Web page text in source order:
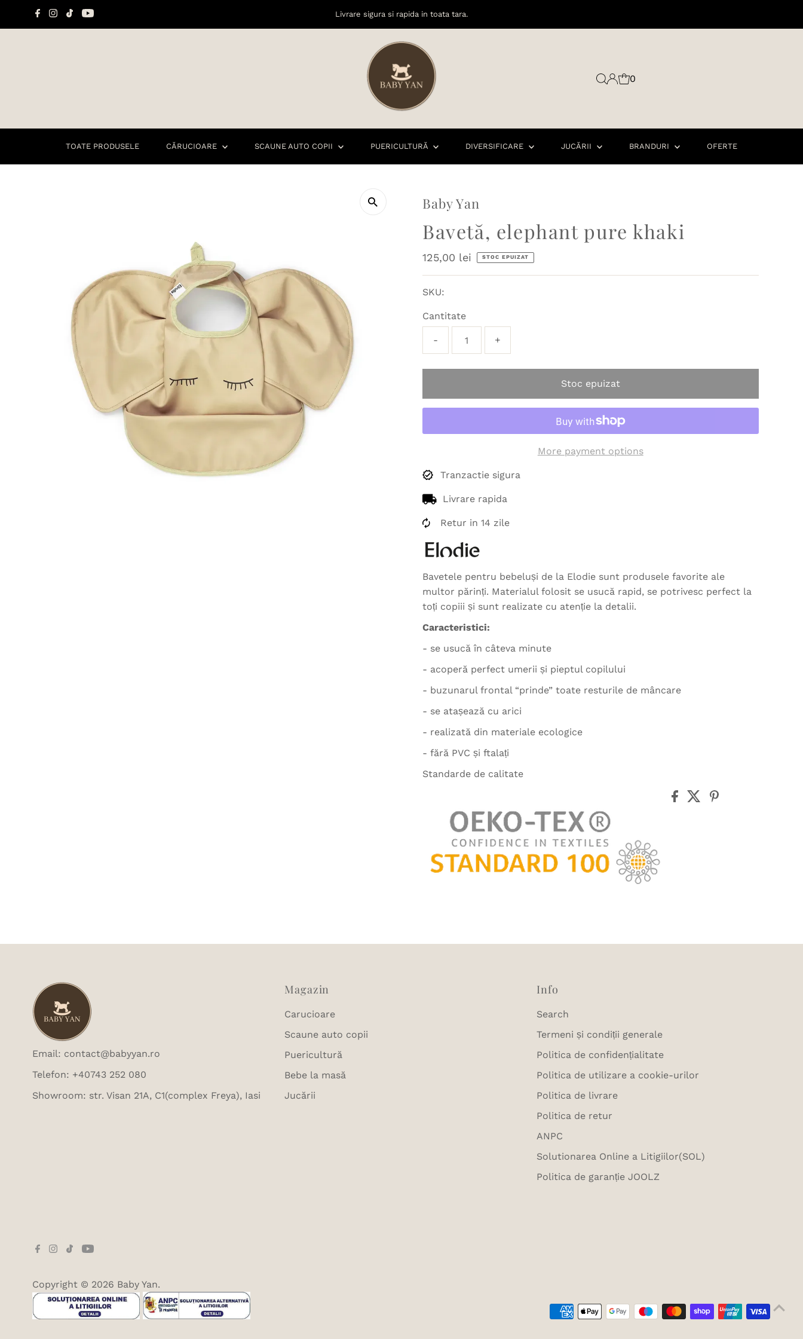
Sari la conținut Livrare sigura si rapida in toata tara.
0
TOATE PRODUSELE CĂRUCIOARE SCAUNE AUTO COPII PUERICULTURĂ DIVERSIFICARE JUCĂRII BRANDURI OFERTE
Baby Yan
Bavetă, elephant pure khaki
Preț
obișnuit
125,00 lei STOC EPUIZAT
SKU:
Cantitate
- +
Stoc epuizat
More payment options
Tranzactie sigura
Livrare rapida
Retur in 14 zile
Bavetele pentru bebeluși de la Elodie sunt produsele favorite ale
multor părinți. Materialul folosit se usucă rapid, se potrivesc perfect la
toți copiii și sunt realizate cu atenție la detalii.
Caracteristici:
- se usucă în câteva minute
- acoperă perfect umerii și pieptul copilului
- buzunarul frontal “prinde” toate resturile de mâncare
- se atașează cu arici
- realizată din materiale ecologice
- fără PVC și ftalați
Standarde de calitate
Email: contact@babyyan.ro
Telefon: +40743 252 080
Showroom: str. Visan 21A, C1(complex Freya), Iasi
Magazin
Carucioare
Scaune auto copii
Puericultură
Bebe la masă
Jucării
Info
Search
Termeni și condiții generale
Politica de confidențialitate
Politica de utilizare a cookie-urilor
Politica de livrare
Politica de retur
ANPC
Solutionarea Online a Litigiilor(SOL)
Politica de garanție JOOLZ
Copyright © 2026 Baby Yan.